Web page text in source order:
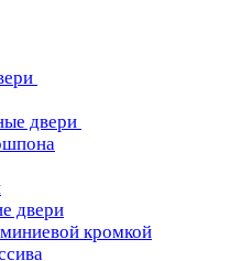
двери
двери
кромкой